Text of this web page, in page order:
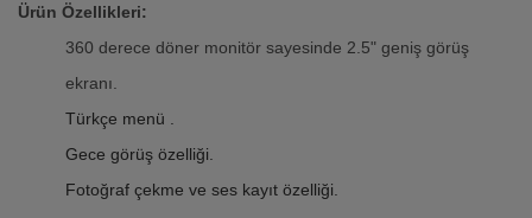
Ürün Özellikleri:
360 derece döner monitör sayesinde 2.5" geniş görüş
ekranı.
Türkçe menü .
Gece görüş özelliği.
Fotoğraf çekme ve ses kayıt özelliği.